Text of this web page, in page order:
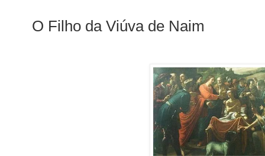
O Filho da Viúva de Naim